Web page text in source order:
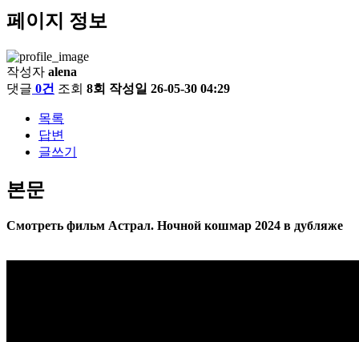
페이지 정보
작성자 alena
댓글 0건 조회 8회 작성일 26-05-30 04:29
목록
답변
글쓰기
본문
Смотреть фильм Астрал. Ночной кошмар 2024 в дубляже